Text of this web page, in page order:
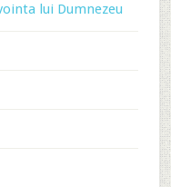
lui Dumnezeu